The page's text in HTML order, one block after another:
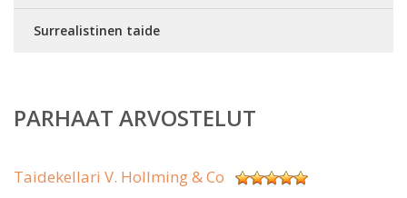
Surrealistinen taide
PARHAAT ARVOSTELUT
Taidekellari V. Hollming & Co